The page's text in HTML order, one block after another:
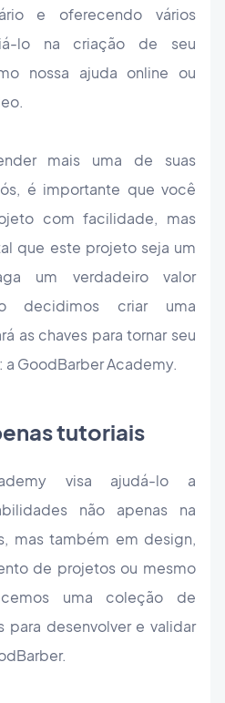
e oferecendo vários
lo na criação de seu
nossa ajuda online ou
mais uma de suas
é importante que você
com facilidade, mas
que este projeto seja um
um verdadeiro valor
decidimos criar uma
as chaves para tornar seu
GoodBarber Academy.
tutoriais
visa ajudá-lo a
não apenas na
mas também em design,
de projetos ou mesmo
uma coleção de
para desenvolver e validar